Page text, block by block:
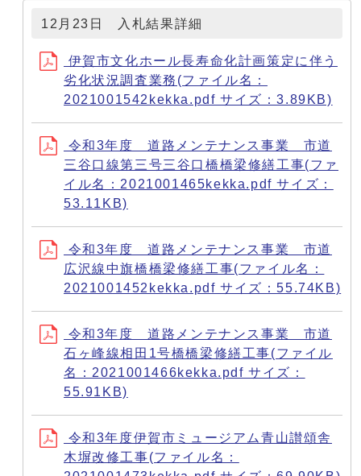
12月23日 入札結果詳細
伊賀市文化ホール長寿命化計画策定に伴う
劣化状況調査業務(ファイル名：
2021001542kekka.pdf サイズ：3.89KB)
令和3年度 道路メンテナンス事業 市道
三谷口線第三号三谷口橋橋梁修繕工事(ファ
イル名：2021001465kekka.pdf サイズ：
53.11KB)
令和3年度 道路メンテナンス事業 市道
広沢線中旗橋橋梁修繕工事(ファイル名：
2021001452kekka.pdf サイズ：55.74KB)
令和3年度 道路メンテナンス事業 市道
石ヶ峰線相田1号橋橋梁修繕工事(ファイル
名：2021001466kekka.pdf サイズ：
55.91KB)
令和3年度伊賀市ミュージアム青山讃頌舎
木塀改修工事(ファイル名：